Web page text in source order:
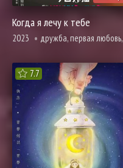
Когда я лечу к тебе
2023 дружба, первая любовь, комедия, про молодость и любовь, романтика, про школу и школьников
7.7